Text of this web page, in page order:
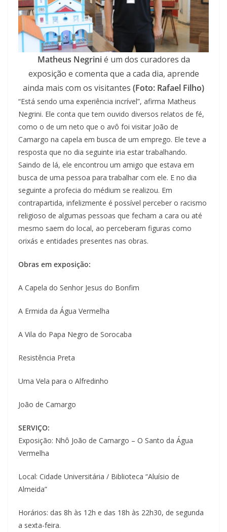
Matheus Negrinié um dos curadores da
exposição e comenta que a cada dia, aprende
ainda mais com os visitantes (Foto: Rafael Filho)
“Está sendo uma experiência incrível”, afirma Matheus
Negrini. Ele conta que tem ouvido diversos relatos de fé,
como o de um neto que o avô foi visitar João de
Camargo na capela em busca de um emprego. Ele teve a
resposta que no dia seguinte iria estar trabalhando.
Saindo de lá, ele encontrou um amigo que estava em
busca de uma pessoa para trabalhar com ele. E no dia
seguinte a profecia do médium se realizou. Em
contrapartida, infelizmente é possível perceber o racismo
religioso de algumas pessoas que fecham a cara ou até
mesmo saem do local, ao perceberam figuras como
orixás e entidades presentes nas obras.
Obras em exposição:
A Capela do Senhor Jesus do Bonfim
A Ermida da Água Vermelha
A Vila do Papa Negro de Sorocaba
Resistência Preta
Uma Vela para o Alfredinho
João de Camargo
SERVIÇO:
Exposição: Nhô João de Camargo – O Santo da Água
Vermelha
Local: Cidade Universitária / Biblioteca “Aluísio de
Almeida”
Horários: das 8h às 12h e das 18h às 22h30, de segunda
a sexta-feira.